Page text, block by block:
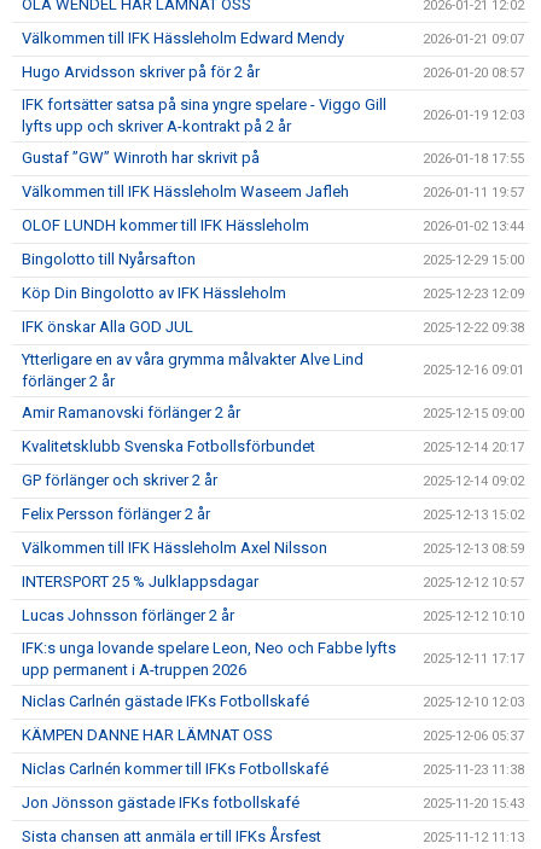
OLA WENDEL HAR LÄMNAT OSS 2026-01-21 12:02
Välkommen till IFK Hässleholm Edward Mendy 2026-01-21 09:07
Hugo Arvidsson skriver på för 2 år 2026-01-20 08:57
IFK fortsätter satsa på sina yngre spelare - Viggo Gill
lyfts upp och skriver A-kontrakt på 2 år
2026-01-19 12:03
Gustaf ”GW” Winroth har skrivit på 2026-01-18 17:55
Välkommen till IFK Hässleholm Waseem Jafleh 2026-01-11 19:57
OLOF LUNDH kommer till IFK Hässleholm 2026-01-02 13:44
Bingolotto till Nyårsafton 2025-12-29 15:00
Köp Din Bingolotto av IFK Hässleholm 2025-12-23 12:09
IFK önskar Alla GOD JUL 2025-12-22 09:38
Ytterligare en av våra grymma målvakter Alve Lind
förlänger 2 år
2025-12-16 09:01
Amir Ramanovski förlänger 2 år 2025-12-15 09:00
Kvalitetsklubb Svenska Fotbollsförbundet 2025-12-14 20:17
GP förlänger och skriver 2 år 2025-12-14 09:02
Felix Persson förlänger 2 år 2025-12-13 15:02
Välkommen till IFK Hässleholm Axel Nilsson 2025-12-13 08:59
INTERSPORT 25 % Julklappsdagar 2025-12-12 10:57
Lucas Johnsson förlänger 2 år 2025-12-12 10:10
IFK:s unga lovande spelare Leon, Neo och Fabbe lyfts
upp permanent i A-truppen 2026
2025-12-11 17:17
Niclas Carlnén gästade IFKs Fotbollskafé 2025-12-10 12:03
KÄMPEN DANNE HAR LÄMNAT OSS 2025-12-06 05:37
Niclas Carlnén kommer till IFKs Fotbollskafé 2025-11-23 11:38
Jon Jönsson gästade IFKs fotbollskafé 2025-11-20 15:43
Sista chansen att anmäla er till IFKs Årsfest 2025-11-12 11:13